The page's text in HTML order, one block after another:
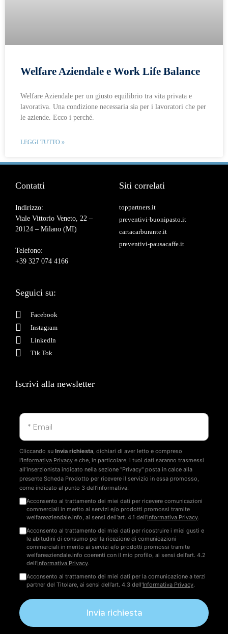
Welfare Aziendale e Work Life Balance
Welfare Aziendale per un giusto equilibrio tra vita privata e
lavorativa. Una condizione necessaria sia per i lavoratori che per
le aziende. Ecco i perché.
LEGGI TUTTO »
Contatti
Indirizzo:
Viale Vittorio Veneto, 22 –
20124 – Milano (MI)
Telefono:
+39 327 074 4166
Siti correlati
toppartners.it
preventivi-buonipasto.it
cartacarburante.it
preventivi-pausacaffe.it
Seguici su:
Facebook
Instagram
LinkedIn
Tik Tok
Iscrivi alla newsletter